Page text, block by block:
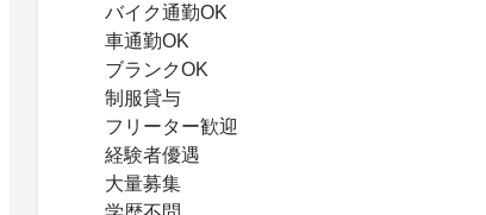
バイク通勤OK
車通勤OK
ブランクOK
制服貸与
フリーター歓迎
経験者優遇
大量募集